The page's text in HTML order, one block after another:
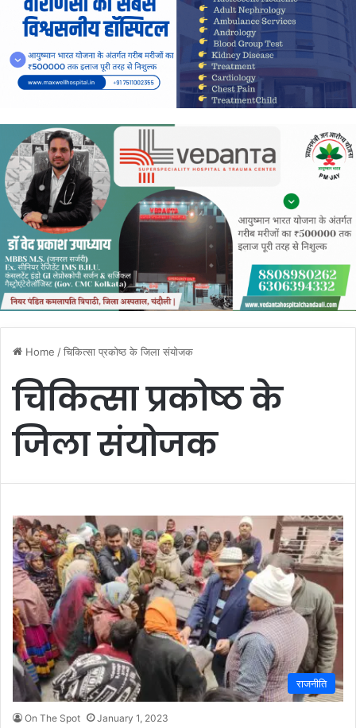
Home /चिकित्सा प्रकोष्ठ के जिला संयोजक
चिकित्सा प्रकोष्ठ के
जिला संयोजक
राजनीति
On The Spot January 1, 2023